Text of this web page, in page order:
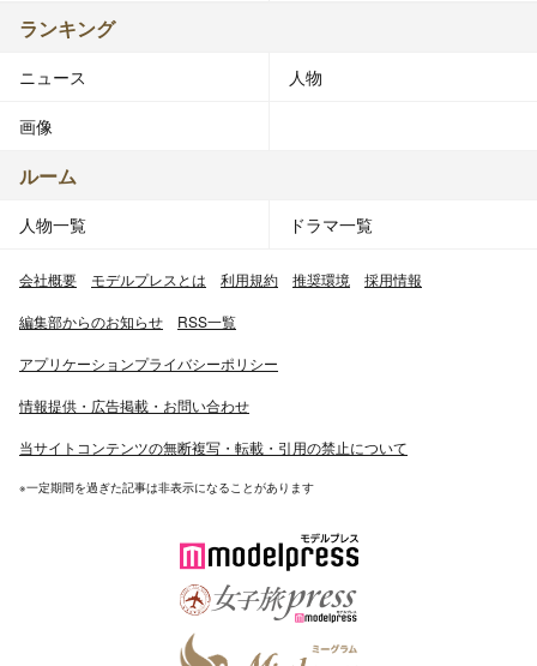
ランキング
ニュース 人物
画像
ルーム
人物一覧 ドラマ一覧
会社概要 モデルプレスとは 利用規約 推奨環境 採用情報
編集部からのお知らせ RSS一覧
アプリケーションプライバシーポリシー
情報提供・広告掲載・お問い合わせ
当サイトコンテンツの無断複写・転載・引用の禁止について
※一定期間を過ぎた記事は非表示になることがあります